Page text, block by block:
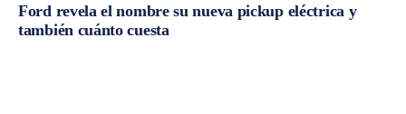
Ford revela el nombre su nueva pickup eléctrica y
también cuánto cuesta